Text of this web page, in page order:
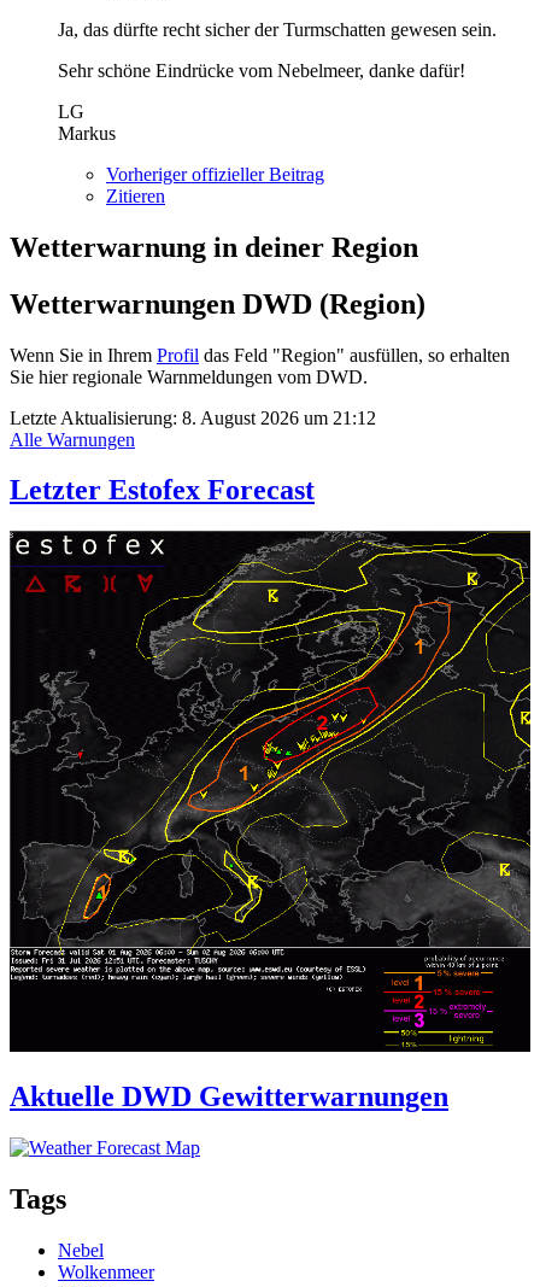
Ja, das dürfte recht sicher der Turmschatten gewesen sein.
Sehr schöne Eindrücke vom Nebelmeer, danke dafür!
LG
Markus
Vorheriger offizieller Beitrag
Zitieren
Wetterwarnung in deiner Region
Wetterwarnungen DWD (Region)
Wenn Sie in Ihrem Profil das Feld "Region" ausfüllen, so erhalten
Sie hier regionale Warnmeldungen vom DWD.
Letzte Aktualisierung: 8. August 2026 um 21:12
Alle Warnungen
Letzter Estofex Forecast
Aktuelle DWD Gewitterwarnungen
Tags
Nebel
Wolkenmeer